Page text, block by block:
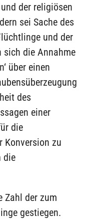
der religiösen
sei Sache des
und der
sich die Annahme
über einen
des
einer
die
Konversion zu
die
Zahl der zum
gestiegen.